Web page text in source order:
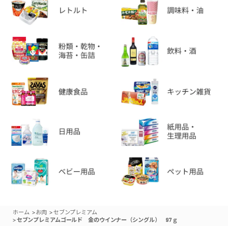
ホーム >お肉 >セブンプレミアム
>セブンプレミアムゴールド 金のウインナー（シングル） 97ｇ